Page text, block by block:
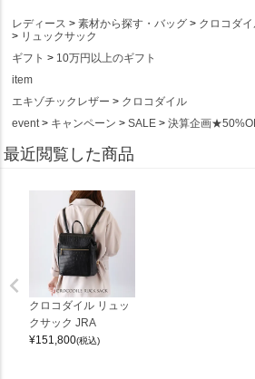
レディース 素材から探す・バッグ クロコダ
リュックサック
ギフト
10万円以上のギフト
item
エキゾチックレザー
クロコダイル
event
キャンペーン SALE 決算企画
最近閲覧した商品
クロコダイル リュッ
クサック JRA
¥151,800(税込)